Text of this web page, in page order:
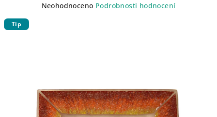
Průměrné
Neohodnoceno Podrobnosti hodnocení
Tip